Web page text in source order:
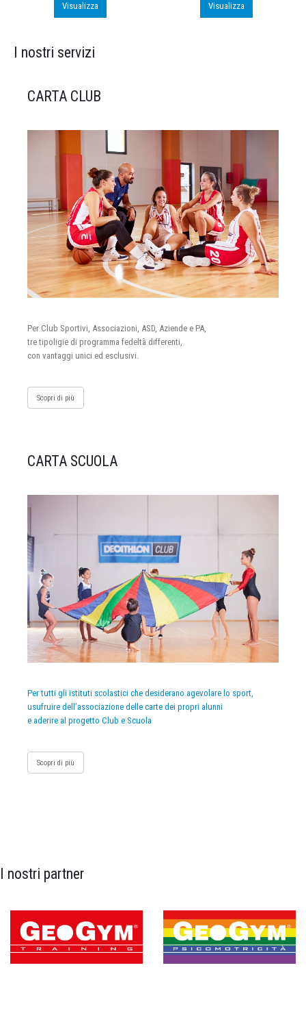
Visualizza Visualizza
I nostri servizi
CARTA CLUB
Per Club Sportivi, Associazioni, ASD, Aziende e PA,
tre tipoligie di programma fedeltà differenti,
con vantaggi unici ed esclusivi.
Scopri di più
CARTA SCUOLA
Per tutti gli istituti scolastici che desiderano agevolare lo sport,
usufruire dell’associazione delle carte dei propri alunni
e aderire al progetto Club e Scuola
Scopri di più
I nostri partner